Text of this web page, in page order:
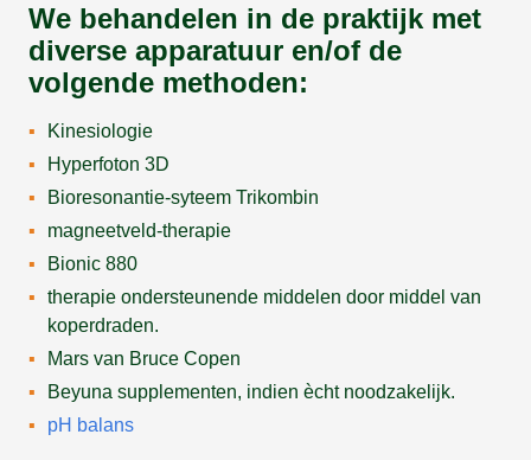
We behandelen in de praktijk met
diverse apparatuur en/of de
volgende methoden:
Kinesiologie
Hyperfoton 3D
Bioresonantie-syteem Trikombin
magneetveld-therapie
Bionic 880
therapie ondersteunende middelen door middel van
koperdraden.
Mars van Bruce Copen
Beyuna supplementen, indien ècht noodzakelijk.
pH balans